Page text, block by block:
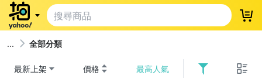
登
全部分類
最新上架 價格 最高人氣